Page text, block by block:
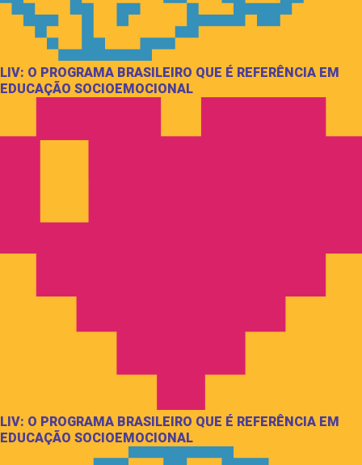
LIV: O PROGRAMA BRASILEIRO QUE É REFERÊNCIA EM
EDUCAÇÃO SOCIOEMOCIONAL
LIV: O PROGRAMA BRASILEIRO QUE É REFERÊNCIA EM
EDUCAÇÃO SOCIOEMOCIONAL